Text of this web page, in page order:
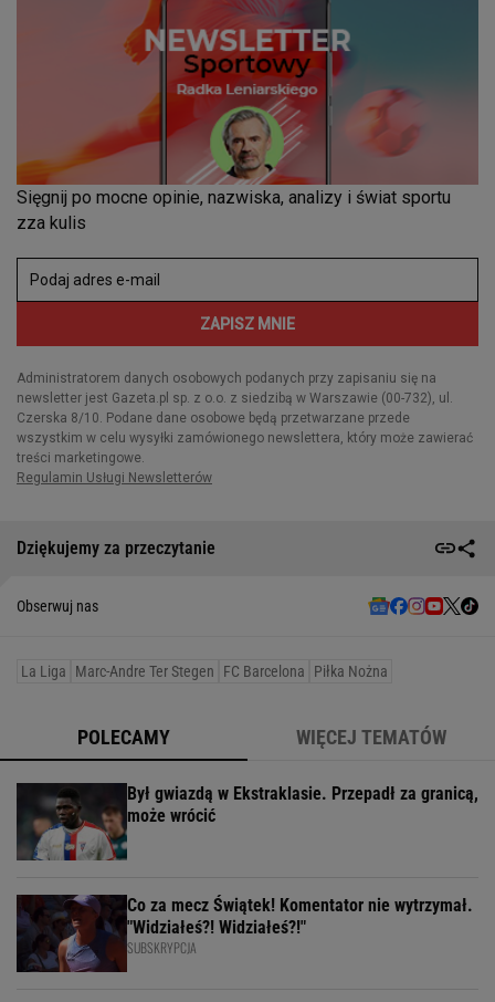
Dziękujemy za przeczytanie
Obserwuj nas
La Liga Marc-Andre Ter Stegen FC Barcelona Piłka Nożna
POLECAMY WIĘCEJ TEMATÓW
Był gwiazdą w Ekstraklasie. Przepadł za granicą,
może wrócić
Co za mecz Świątek! Komentator nie wytrzymał.
"Widziałeś?! Widziałeś?!"
SUBSKRYPCJA